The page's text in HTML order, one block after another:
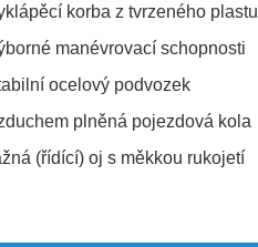
korba z tvrzeného
manévrovací schopnosti
ocelový podvozek
plněná pojezdová kola
(řídící) oj s měkkou rukojetí